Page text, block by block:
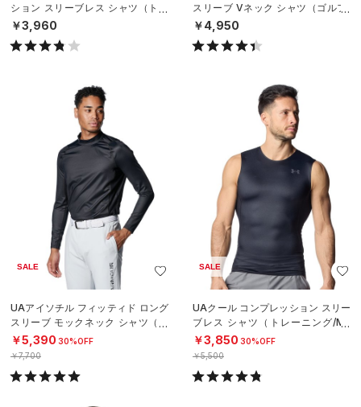
ション スリーブレス シャツ（トレ
ーニング/MEN）
￥3,960
スリーブ Vネック シャツ（ゴルフ/
MEN）
￥4,950
SALE
UAアイソチル フィッティド ロング
スリーブ モックネック シャツ（ゴ
ルフ/MEN）
￥5,390 30%OFF
￥7,700
SALE
UAクール コンプレッション スリー
ブレス シャツ（トレーニング/ME
N）
￥3,850 30%OFF
￥5,500